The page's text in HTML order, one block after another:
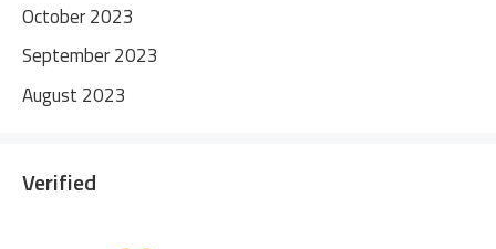
October 2023
September 2023
August 2023
Verified